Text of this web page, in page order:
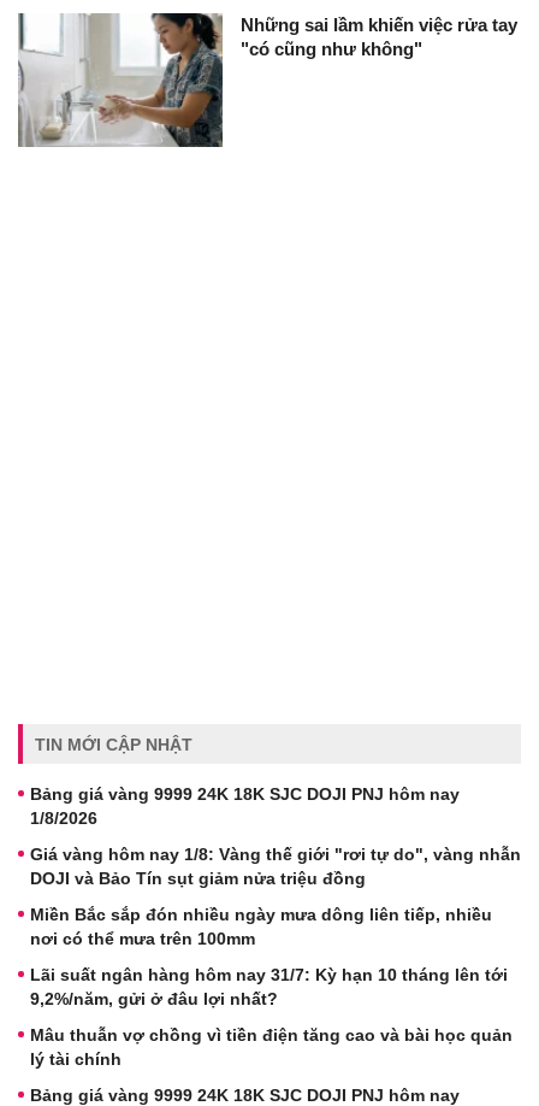
Những sai lầm khiến việc rửa tay
"có cũng như không"
TIN MỚI CẬP NHẬT
Bảng giá vàng 9999 24K 18K SJC DOJI PNJ hôm nay
1/8/2026
Giá vàng hôm nay 1/8: Vàng thế giới "rơi tự do", vàng nhẫn
DOJI và Bảo Tín sụt giảm nửa triệu đồng
Miền Bắc sắp đón nhiều ngày mưa dông liên tiếp, nhiều
nơi có thể mưa trên 100mm
Lãi suất ngân hàng hôm nay 31/7: Kỳ hạn 10 tháng lên tới
9,2%/năm, gửi ở đâu lợi nhất?
Mâu thuẫn vợ chồng vì tiền điện tăng cao và bài học quản
lý tài chính
Bảng giá vàng 9999 24K 18K SJC DOJI PNJ hôm nay